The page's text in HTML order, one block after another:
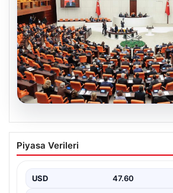
05.08.2026
Önce tasfiye sonra suçlara
maddede süreç yasası. Ne
Piyasa Verileri
USD 47.60